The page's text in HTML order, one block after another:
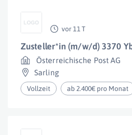
vor 11 T
Zusteller*in (m/w/d) 3370
Österreichische Post AG
Sarling
Vollzeit ab 2.400€ pro Monat